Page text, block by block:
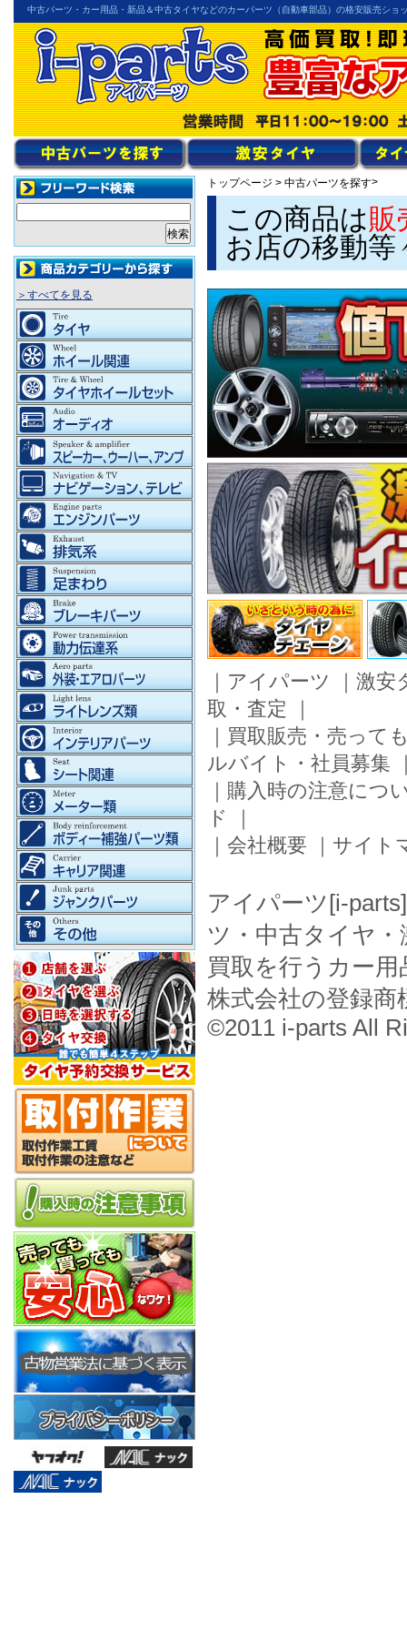
中古パーツ・カー用品・新品＆中古タイヤなどのカーパーツ（自動車部品）の格安販売ショ
トップページ > 中古パーツを探す>
この商品は販
お店の移動
｜ アイパーツ ｜ 激安
取・査定 ｜
｜ 買取販売・売って
ルバイト・社員募集
｜ 購入時の注意につ
ド
｜
｜ 会社概要 ｜ サイト
アイパーツ[i-
ツ・中古タイヤ
買取を行うカー
株式会社の登録商
©2011 i-parts All
＞すべてを見る